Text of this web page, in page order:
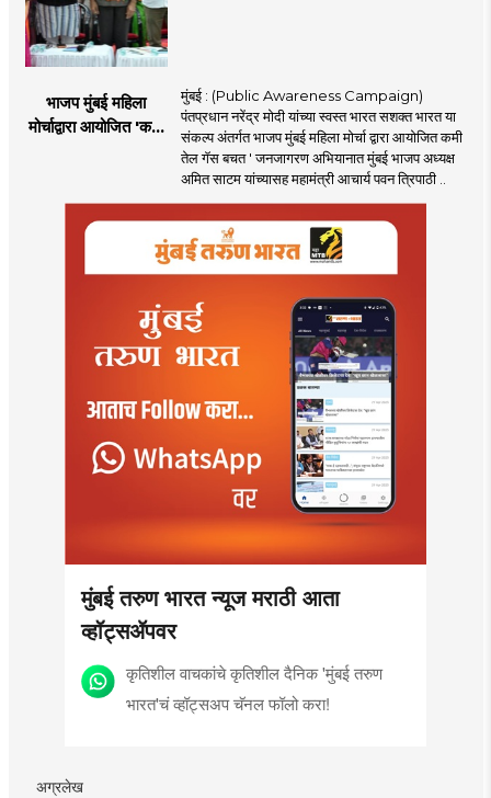
भाजप मुंबई महिला
मोर्चाद्वारा आयोजित 'कमी
मुंबई : (Public Awareness Campaign)
पंतप्रधान नरेंद्र मोदी यांच्या स्वस्त भारत सशक्त भारत या
संकल्प अंतर्गत भाजप मुंबई महिला मोर्चा द्वारा आयोजित कमी
तेल गॅस बचत ' जनजागरण अभियानात मुंबई भाजप अध्यक्ष
अमित साटम यांच्यासह महामंत्री आचार्य पवन त्रिपाठी ..
मुंबई तरुण भारत न्यूज मराठी आता
व्हॉट्सॲपवर
कृतिशील वाचकांचे कृतिशील दैनिक 'मुंबई तरुण
भारत'चं व्हॉट्सअप चॅनल फॉलो करा!
अग्रलेख